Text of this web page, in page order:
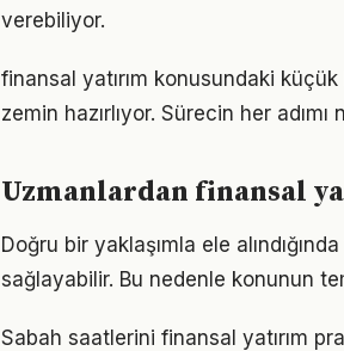
verebiliyor.
finansal yatırım konusundaki
zemin hazırlıyor. Sürecin her adımı
Uzmanlardan finansal
Doğru bir yaklaşımla ele
sağlayabilir. Bu nedenle konunun
Sabah saatlerini finansal yatırım